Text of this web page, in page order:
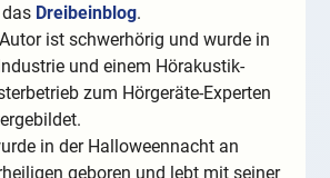
Dreibeinblog.
ist schwerhörig und wurde in
und einem Hörakustik-
zum Hörgeräte-Experten
in der Halloweennacht an
geboren und lebt mit seiner